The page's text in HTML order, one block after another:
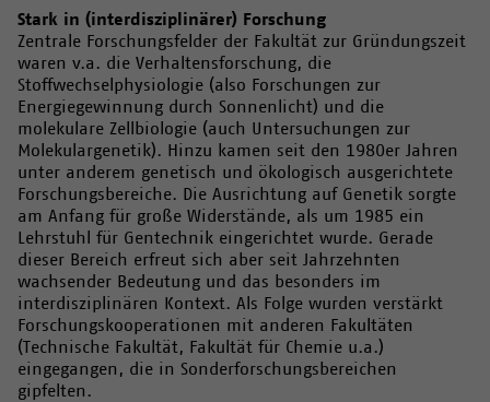
Stark in (interdisziplinärer) Forschung
Zentrale Forschungsfelder der Fakultät zur Gründungszeit
waren v.a. die Verhaltensforschung, die
Stoffwechselphysiologie (also Forschungen zur
Energiegewinnung durch Sonnenlicht) und die
molekulare Zellbiologie (auch Untersuchungen zur
Molekulargenetik). Hinzu kamen seit den 1980er Jahren
unter anderem genetisch und ökologisch ausgerichtete
Forschungsbereiche. Die Ausrichtung auf Genetik sorgte
am Anfang für große Widerstände, als um 1985 ein
Lehrstuhl für Gentechnik eingerichtet wurde. Gerade
dieser Bereich erfreut sich aber seit Jahrzehnten
wachsender Bedeutung und das besonders im
interdisziplinären Kontext. Als Folge wurden verstärkt
Forschungskooperationen mit anderen Fakultäten
(Technische Fakultät, Fakultät für Chemie u.a.)
eingegangen, die in Sonderforschungsbereichen
gipfelten.